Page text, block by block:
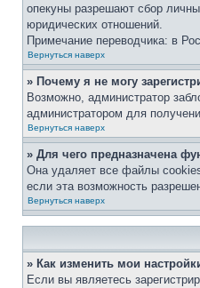
опекуны разрешают сбор
юридических отношений.
Примечание переводчика: в
Вернуться наверх
» Почему я не могу
Возможно, администратор
администратором для
Вернуться наверх
» Для чего предназначена
Она удаляет все файлы
если эта возможность
Вернуться наверх
» Как изменить мои
Если вы являетесь